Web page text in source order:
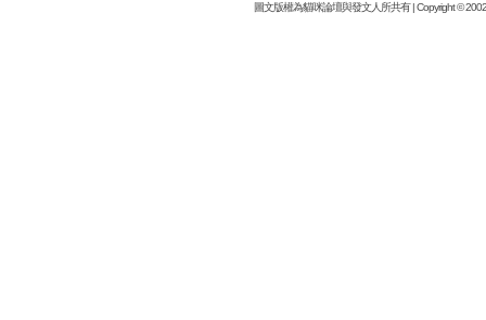
圖文版權為貓咪論壇與發文人所共有 | Copyright ©